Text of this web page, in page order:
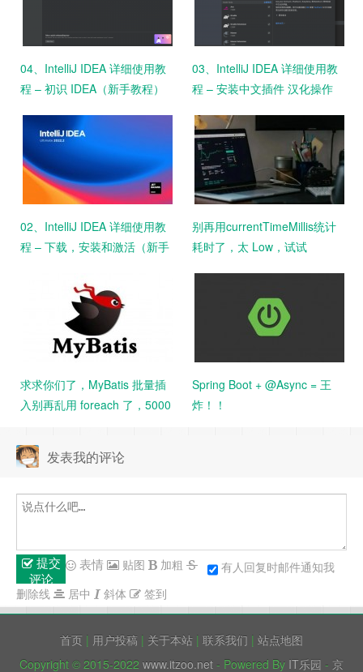
04、IntelliJ IDEA 详细使用教
程 – 初识 IDEA（新手教程）
03、IntelliJ IDEA 详细使用教
程 – 安装中文插件 汉化操作
02、IntelliJ IDEA 详细使用教
程 – 下载，安装和激活（新手
别再用currentTimeMillis统计
耗时了，太 Low，试试
求求你们了，MyBatis 批量插
入别再乱用 foreach 了，5000
Spring Boot + @Async = 王
炸！！
发表我的评论
提交
评论
有人回复时邮件通知我
表情 贴图
加粗
删除线
居中 斜体 签到
首页 | 用户投稿 | 关于本站 | 联系我们 | 站点地图
Copyright © 2015-2022 www.itzoo.net - Powered By IT乐园 - 京